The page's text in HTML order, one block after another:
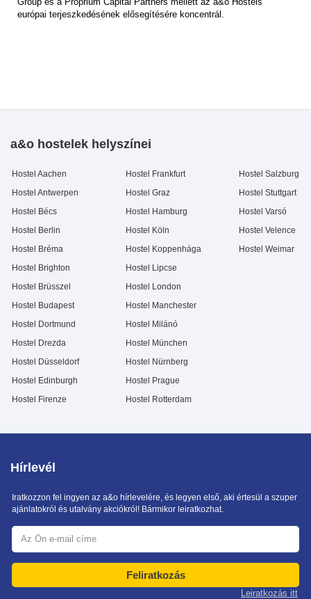
európai terjeszkedésének elősegítésére koncentrál.
a&o hostelek helyszínei
Hostel Aachen
Hostel Antwerpen
Hostel Bécs
Hostel Berlin
Hostel Bréma
Hostel Brighton
Hostel Brüsszel
Hostel Budapest
Hostel Dortmund
Hostel Drezda
Hostel Düsseldorf
Hostel Edinburgh
Hostel Firenze
Hostel Frankfurt
Hostel Graz
Hostel Hamburg
Hostel Köln
Hostel Koppenhága
Hostel Lipcse
Hostel London
Hostel Manchester
Hostel Milánó
Hostel München
Hostel Nürnberg
Hostel Prague
Hostel Rotterdam
Hostel Salzburg
Hostel Stuttgart
Hostel Varsó
Hostel Velence
Hostel Weimar
Hírlevél
Iratkozzon fel ingyen az a&o hírlevelére, és legyen első, aki értesül a szuper
ajánlatokról és utalvány akciókról! Bármikor leiratkozhat.
Feliratkozás
Leiratkozás itt